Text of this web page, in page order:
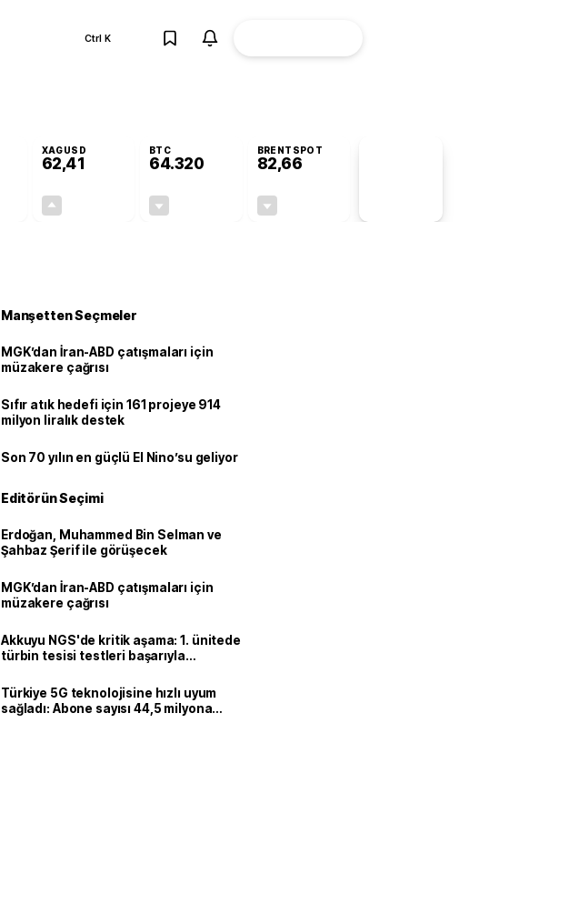
Ctrl K
XAGUSD
62,41
BTC
64.320
BRENTSPOT
82,66
Manşetten Seçmeler
MGK’dan İran-ABD çatışmaları için
müzakere çağrısı
Sıfır atık hedefi için 161 projeye 914
milyon liralık destek
Son 70 yılın en güçlü El Nino’su geliyor
Editörün Seçimi
Erdoğan, Muhammed Bin Selman ve
Şahbaz Şerif ile görüşecek
MGK’dan İran-ABD çatışmaları için
müzakere çağrısı
Akkuyu NGS'de kritik aşama: 1. ünitede
türbin tesisi testleri başarıyla
Türkiye 5G teknolojisine hızlı uyum
sağladı: Abone sayısı 44,5 milyona